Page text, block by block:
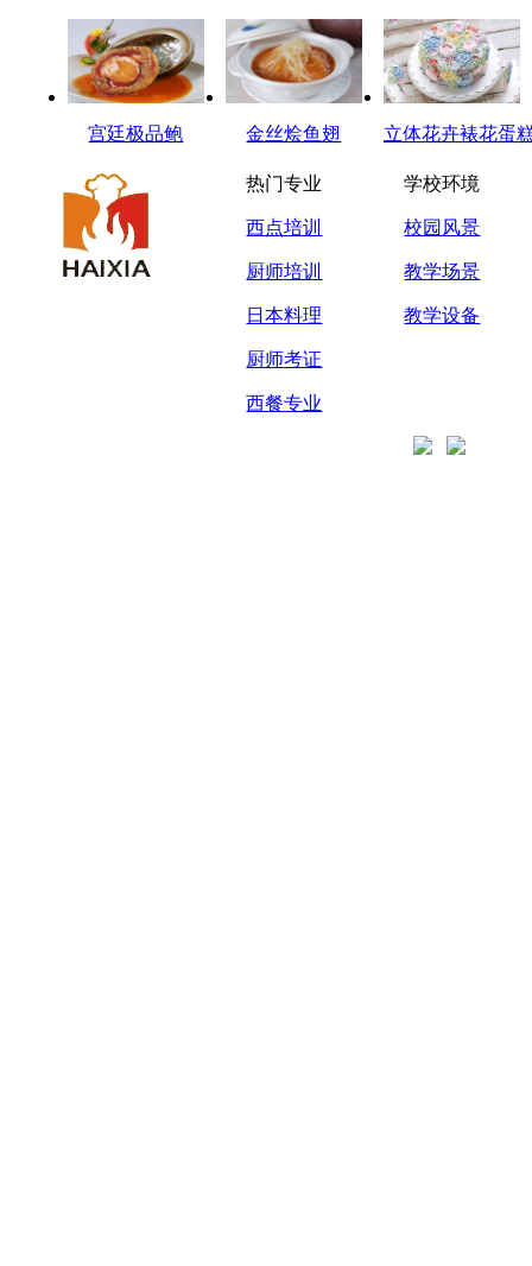
宫廷极品鲍 金丝烩鱼翅 立体花卉裱花蛋
热门专业
西点培训
厨师培训
日本料理
厨师考证
西餐专业
学校环境
校园风景
教学场景
教学设备